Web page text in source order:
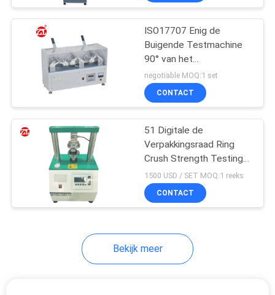
ISO17707 Enig de
Buigende Testmachine
90° van het
veiligheidsschoeisel
Buigend het Testen
Materiaal
negotiable MOQ:1 set
CONTACT
51 Digitale de
Verpakkingsraad Ring
Crush Strength Testing
Equipment van kg
1500 USD / SET MOQ:1 reeks
CONTACT
Bekijk meer